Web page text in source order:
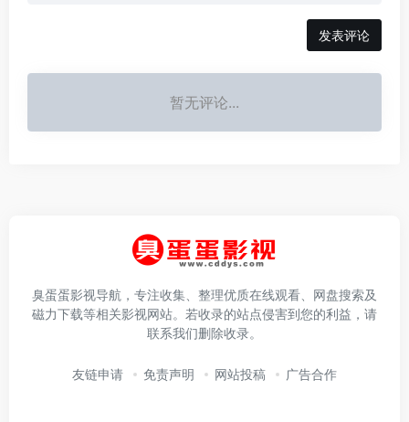
发表评论
暂无评论...
臭蛋蛋影视导航，专注收集、整理优质在线观看、网盘搜索及
磁力下载等相关影视网站。若收录的站点侵害到您的利益，请
联系我们删除收录。
友链申请 免责声明 网站投稿 广告合作